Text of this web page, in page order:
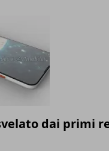
dai primi